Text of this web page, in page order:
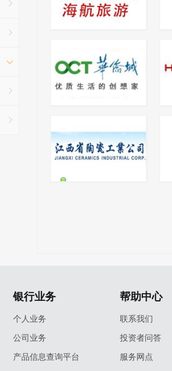
银行业务
个人业务
公司业务
产品信息查询平台
帮助中心
联系我们
投资者问答
服务网点